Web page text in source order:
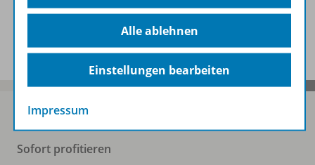
Benachrichtigungs-Service
Sofort profitieren
Alle ablehnen
Einstellungen bearbeiten
Impressum